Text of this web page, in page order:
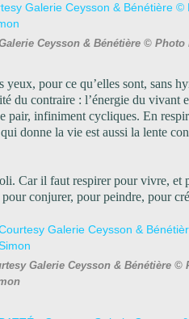
Ceysson & Bénétière ©
pour ce qu’elles sont, sans
du contraire : l’énergie du vivant
pair, infiniment cycliques. En
donne la vie est aussi la lente
Car il faut respirer pour vivre, et
conjurer, pour peindre, pour
Galerie Ceysson & Bénétière ©